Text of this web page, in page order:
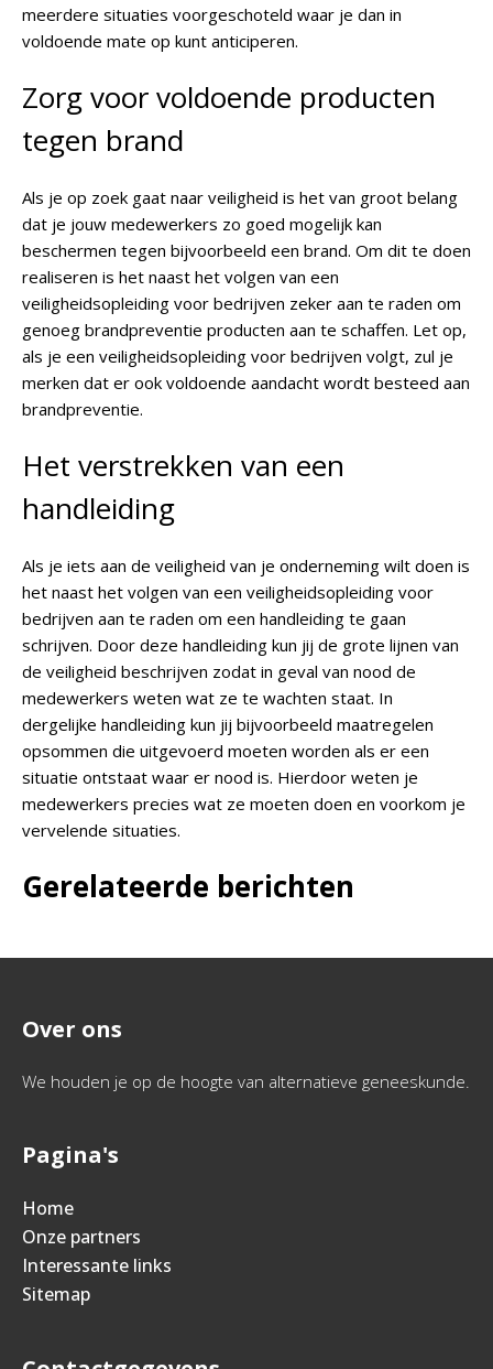
meerdere situaties voorgeschoteld waar je dan in
voldoende mate op kunt anticiperen.
Zorg voor voldoende producten
tegen brand
Als je op zoek gaat naar veiligheid is het van groot belang
dat je jouw medewerkers zo goed mogelijk kan
beschermen tegen bijvoorbeeld een brand. Om dit te doen
realiseren is het naast het volgen van een
veiligheidsopleiding voor bedrijven zeker aan te raden om
genoeg brandpreventie producten aan te schaffen. Let op,
als je een veiligheidsopleiding voor bedrijven volgt, zul je
merken dat er ook voldoende aandacht wordt besteed aan
brandpreventie.
Het verstrekken van een
handleiding
Als je iets aan de veiligheid van je onderneming wilt doen is
het naast het volgen van een veiligheidsopleiding voor
bedrijven aan te raden om een handleiding te gaan
schrijven. Door deze handleiding kun jij de grote lijnen van
de veiligheid beschrijven zodat in geval van nood de
medewerkers weten wat ze te wachten staat. In
dergelijke handleiding kun jij bijvoorbeeld maatregelen
opsommen die uitgevoerd moeten worden als er een
situatie ontstaat waar er nood is. Hierdoor weten je
medewerkers precies wat ze moeten doen en voorkom je
vervelende situaties.
Gerelateerde berichten
Over ons
We houden je op de hoogte van alternatieve geneeskunde.
Pagina's
Home
Onze partners
Interessante links
Sitemap